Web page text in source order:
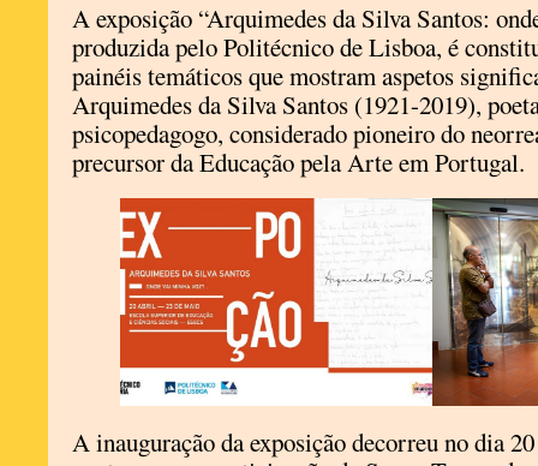
A exposição “Arquimedes da Silva Santos:
produzida pelo Politécnico de Lisboa, é
painéis temáticos que mostram aspetos
Arquimedes da Silva Santos (1921-2019),
psicopedagogo, considerado pioneiro do
precursor da Educação pela Arte em Portugal.
A inauguração da exposição decorreu no dia